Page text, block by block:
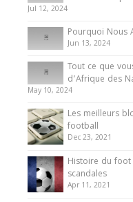
Jul 12, 2024
Pourquoi Nous
Jun 13, 2024
Tout ce que
d’Afrique des
May 10, 2024
Les meilleurs
football
Dec 23, 2021
Histoire du
scandales
Apr 11, 2021